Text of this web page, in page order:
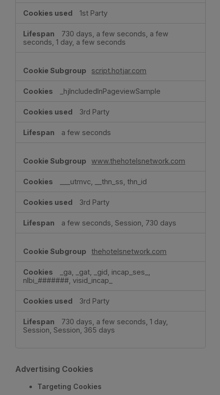
1st Party
730 days, a few seconds, a few
seconds, 1 day, a few seconds
script.hotjar.com
_hjIncludedInPageviewSample
3rd Party
a few seconds
www.thehotelsnetwork.com
___utmvc, __thn_ss, thn_id
3rd Party
a few seconds, Session, 730 days
thehotelsnetwork.com
_ga, _gat, _gid, incap_ses_,
nlbi_#######, visid_incap_
3rd Party
730 days, a few seconds, 1 day,
Session, Session, 365 days
Advertising Cookies
Targeting Cookies